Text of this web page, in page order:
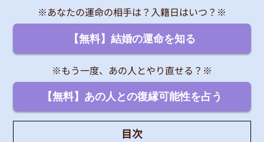
※あなたの運命の相手は？入籍日はいつ？※
【無料】結婚の運命を知る
※もう一度、あの人とやり直せる？※
【無料】あの人との復縁可能性を占う
目次